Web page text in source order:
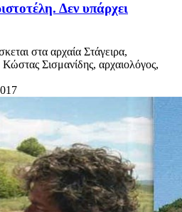
Δεν υπάρχει
στα αρχαία Στάγειρα,
Κώστας Σισμανίδης, αρχαιολόγος,